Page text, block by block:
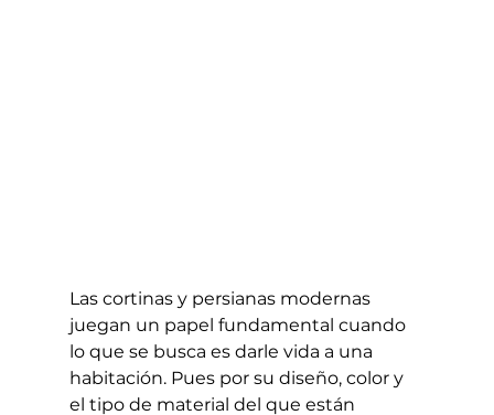
Las cortinas y persianas modernas
juegan un papel fundamental cuando
lo que se busca es darle vida a una
habitación. Pues por su diseño, color y
el tipo de material del que están